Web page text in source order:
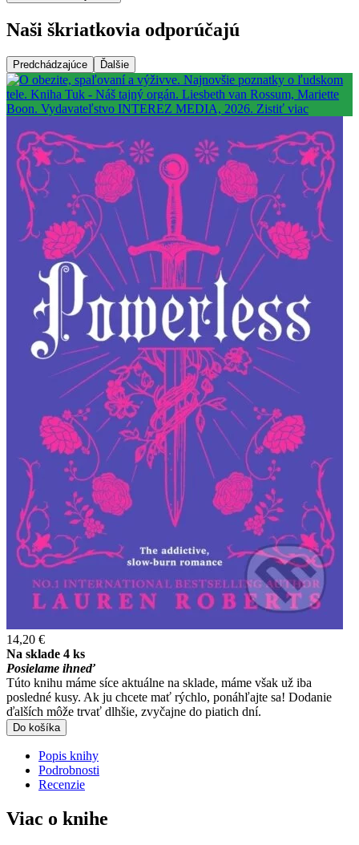
Naši škriatkovia odporúčajú
Predchádzajúce Ďalšie
14,20 €
Na sklade 4 ks
Posielame ihneď
Túto knihu máme síce aktuálne na sklade, máme však už iba
posledné kusy. Ak ju chcete mať rýchlo, ponáhľajte sa! Dodanie
ďalších môže trvať dlhšie, zvyčajne do piatich dní.
Do košíka
Popis knihy
Podrobnosti
Recenzie
Viac o knihe